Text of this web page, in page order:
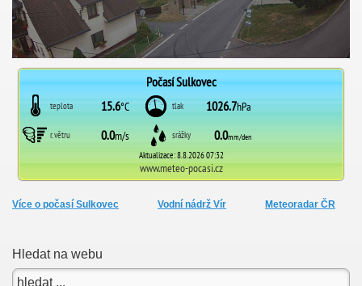
Více o počasí Sulkovec Vodní nádrž Vír Meteoradar ČR
Hledat na webu